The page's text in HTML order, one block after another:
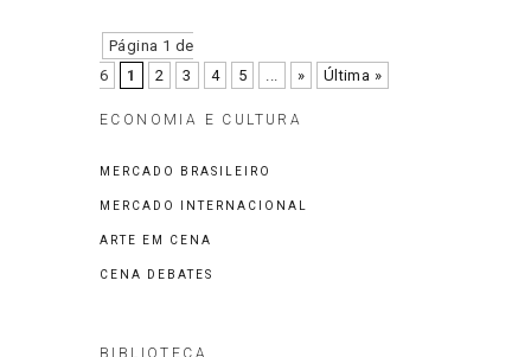
Página 1 de
6
1 2 3 4 5 ... » Última »
ECONOMIA E CULTURA
MERCADO BRASILEIRO
MERCADO INTERNACIONAL
ARTE EM CENA
CENA DEBATES
BIBLIOTECA